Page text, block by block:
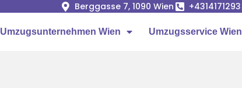
Berggasse 7, 1090 Wien +4314171293
Umzugsunternehmen Wien Umzugsservice Wien